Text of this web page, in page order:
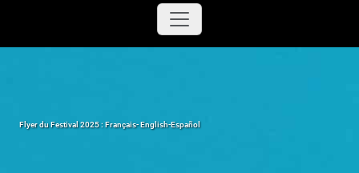
Flyer du Festival 2025 : Français- English-Español